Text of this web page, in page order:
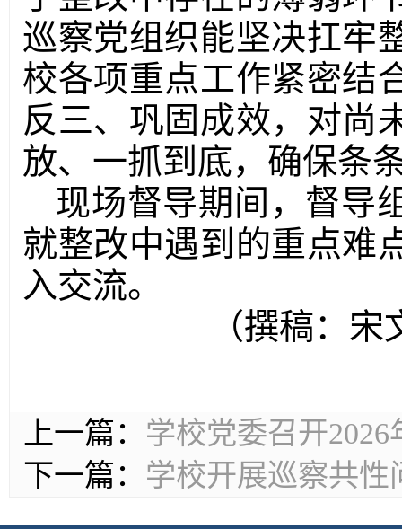
巡察党组织能坚决扛牢
校各项重点工作紧密结
反三、巩固成效，对尚
放、一抓到底，确保条
现场督导期间，督导
就整改中遇到的重点难
入交流。
（撰稿：
上一篇： 学校党委召开
下一篇： 学校开展巡察共